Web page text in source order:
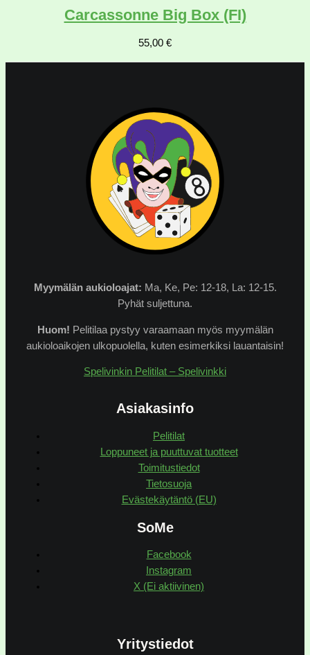
Carcassonne Big Box (FI)
55,00 €
Myymälän aukioloajat: Ma, Ke, Pe: 12-18, La: 12-15.
Pyhät suljettuna.
Huom! Pelitilaa pystyy varaamaan myös myymälän
aukioloaikojen ulkopuolella, kuten esimerkiksi lauantaisin!
Spelivinkin Pelitilat – Spelivinkki
Asiakasinfo
Pelitilat
Loppuneet ja puuttuvat tuotteet
Toimitustiedot
Tietosuoja
Evästekäytäntö (EU)
SoMe
Facebook
Instagram
X (Ei aktiivinen)
Yritystiedot